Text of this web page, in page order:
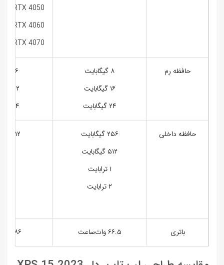
RTX 4050
RTX 4060
RTX 4070
حافظه رم
۸ گیگابایت
۱۶ گیگابایت
۲۴ گیگابایت
۱۶ گیگابایت
۳۲ گیگابایت
۶۴ گیگابایت
حافظه داخلی
۲۵۶ گیگابایت
۵۱۲ گیگابایت
۱ ترابایت
۲ ترابایت
۵۱۲ گیگابایت
باتری ۶۶.۵ وات‌ساعت ۸۶ وات‌ساعت